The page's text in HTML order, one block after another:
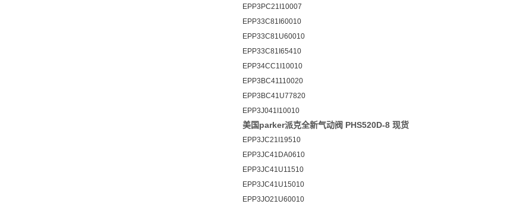
EPP3PC21I10007
EPP33C81I60010
EPP33C81U60010
EPP33C81I65410
EPP34CC1I10010
EPP3BC41110020
EPP3BC41U77820
EPP3J041I10010
美国parker派克全新气动阀 PHS520D-8 现货
EPP3JC21I19510
EPP3JC41DA0610
EPP3JC41U11510
EPP3JC41U15010
EPP3JO21U60010